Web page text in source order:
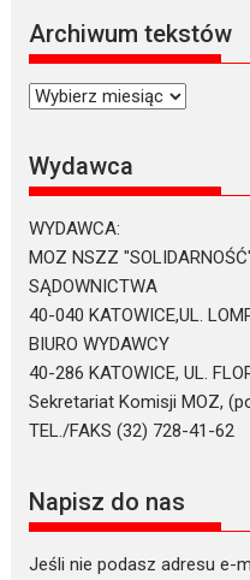
Archiwum tekstów
Archiwum
Wydawca
WYDAWCA:
MOZ NSZZ
SĄDOWNICTWA
40-040 KATOWICE,UL.
BIURO WYDAWCY
40-286 KATOWICE, UL.
Sekretariat Komisji MOZ,
TEL./FAKS (32) 728-41-62
Napisz do nas
Jeśli nie podasz adresu e-